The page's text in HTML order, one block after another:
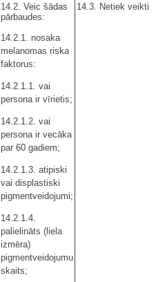
14.2. Veic šādas
pārbaudes:
14.2.1. nosaka
melanomas riska
faktorus:
14.2.1.1. vai
persona ir vīrietis;
14.2.1.2. vai
persona ir vecāka
par 60 gadiem;
14.2.1.3. atipiski
vai displastiski
pigmentveidojumi;
14.2.1.4.
palielināts (liela
izmēra)
pigmentveidojumu
skaits;
14.3. Netiek veikti